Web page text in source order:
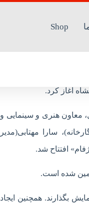
Shop
آغاز کرد.
معاون هنری و سینمایی و
سارا مهتابی(مدیر
افتتاح شد.
بگذارند. همچنین ایجاد